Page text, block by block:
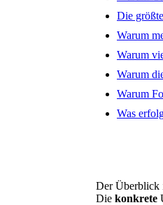
Die
Warum
Warum
Warum
Warum
Was
Der Überblick
Die konkrete